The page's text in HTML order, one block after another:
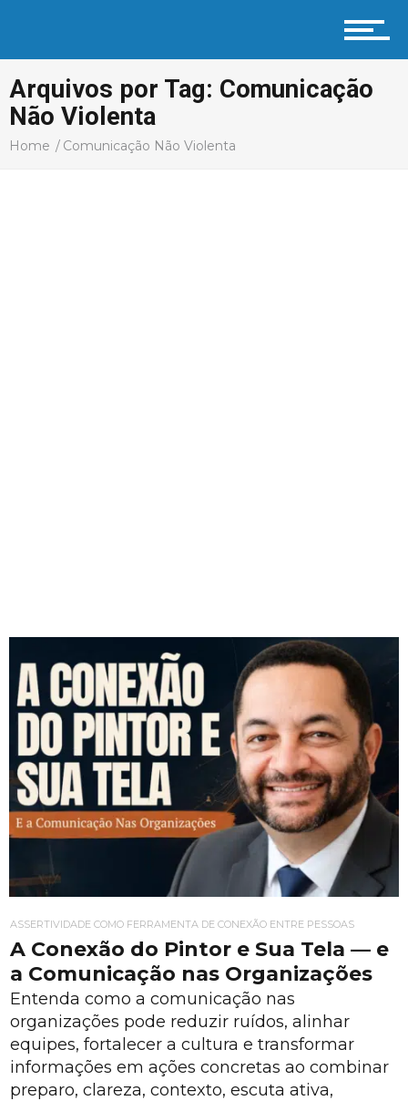
Arquivos por Tag: Comunicação
Não Violenta
Home Comunicação Não Violenta
ASSERTIVIDADE COMO FERRAMENTA DE CONEXÃO ENTRE PESSOAS
A Conexão do Pintor e Sua Tela — e
a Comunicação nas Organizações
Entenda como a comunicação nas
organizações pode reduzir ruídos, alinhar
equipes, fortalecer a cultura e transformar
informações em ações concretas ao combinar
preparo, clareza, contexto, escuta ativa,